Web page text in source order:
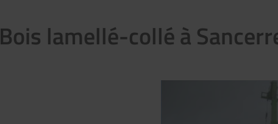
Bois lamellé-collé à